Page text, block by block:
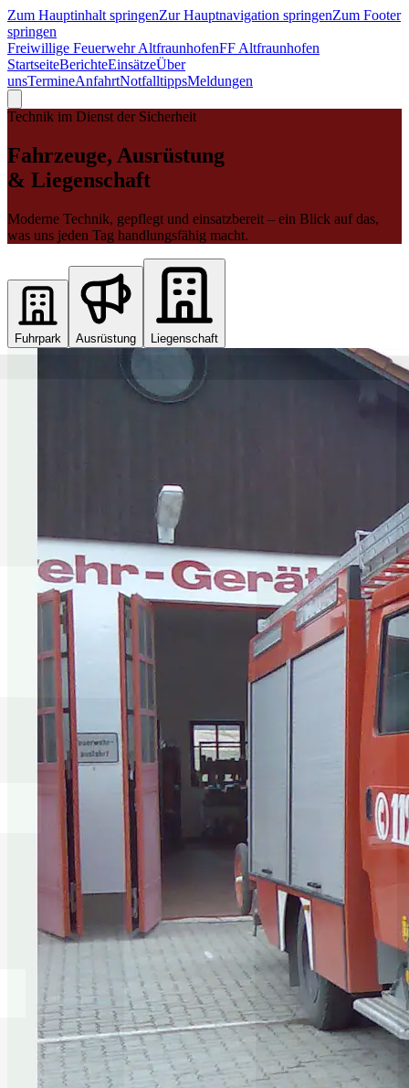
Zum Hauptinhalt springenZur Hauptnavigation springenZum Footer
springen
Freiwillige Feuerwehr AltfraunhofenFF Altfraunhofen
StartseiteBerichteEinsätzeÜber
unsTermineAnfahrtNotfalltippsMeldungen
Technik im Dienst der Sicherheit
Fahrzeuge, Ausrüstung
& Liegenschaft
Moderne Technik, gepflegt und einsatzbereit – ein Blick auf das,
was uns jeden Tag handlungsfähig macht.
Fuhrpark Ausrüstung Liegenschaft